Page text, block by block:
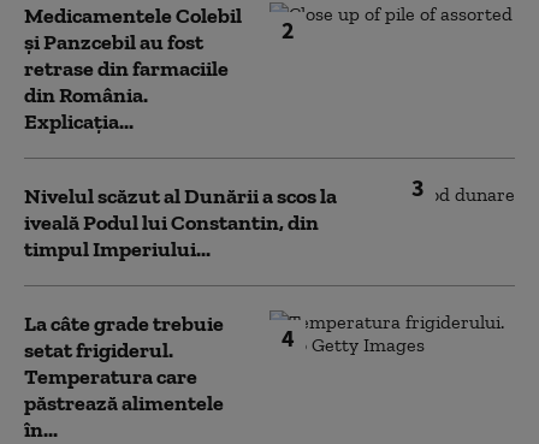
2
Medicamentele Colebil
și Panzcebil au fost
retrase din farmaciile
din România.
Explicația...
3
Nivelul scăzut al Dunării a scos la
iveală Podul lui Constantin, din
timpul Imperiului...
4
La câte grade trebuie
setat frigiderul.
Temperatura care
păstrează alimentele
în...